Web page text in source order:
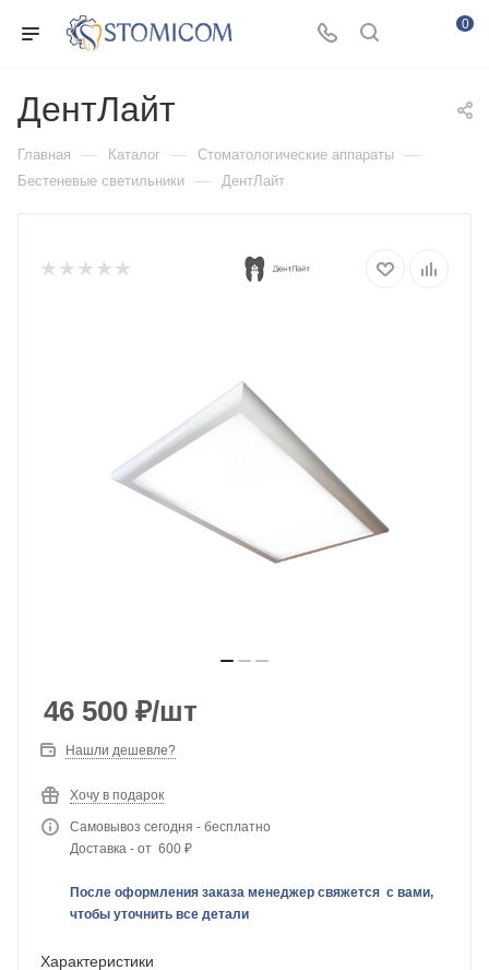
0
ДентЛайт
Главная — Каталог — Стоматологические аппараты —
Бестеневые светильники — ДентЛайт
46 500 ₽/шт
Нашли дешевле?
Хочу в подарок
Самовывоз сегодня - бесплатно
Доставка - от 600 ₽
После оформления заказа менеджер свяжется с вами,
чтобы уточнить все детали
Характеристики